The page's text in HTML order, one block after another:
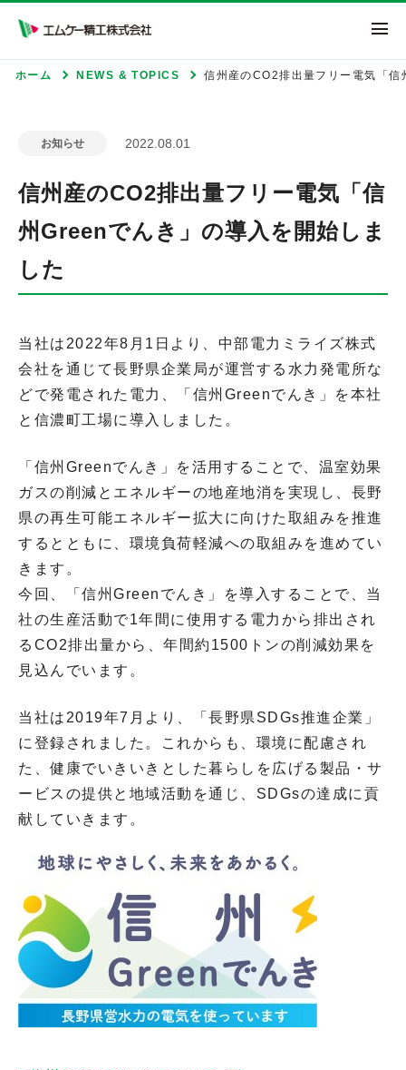
エムケー精工株式
ホーム NEWS & TOPICS 信州産のCO2排出量フリー電気「
お知らせ 2022.08.01
信州産のCO2排出量フリー電気「信
州Greenでんき」の導入を開始しま
した
当社は2022年8月1日より、中部電力ミライズ株式
会社を通じて長野県企業局が運営する水力発電所な
どで発電された電力、「信州Greenでんき」を本社
と信濃町工場に導入しました。
「信州Greenでんき」を活用することで、温室効果
ガスの削減とエネルギーの地産地消を実現し、長野
県の再生可能エネルギー拡大に向けた取組みを推進
するとともに、環境負荷軽減への取組みを進めてい
きます。
今回、「信州Greenでんき」を導入することで、当
社の生産活動で1年間に使用する電力から排出され
るCO2排出量から、年間約1500トンの削減効果を
見込んでいます。
当社は2019年7月より、「長野県SDGs推進企業」
に登録されました。これからも、環境に配慮され
た、健康でいきいきとした暮らしを広げる製品・サ
ービスの提供と地域活動を通じ、SDGsの達成に貢
献していきます。